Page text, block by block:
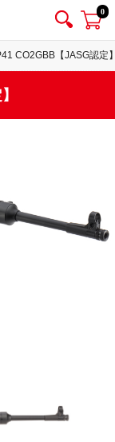
0
CO2GBB【JASG認定